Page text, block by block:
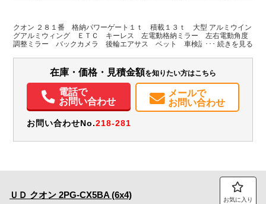
H:2,630
H:3,770
装備情報
パワステ
電動格納ミラー
ETC バックモニター
クオン ２８１番 格納パワーゲート１ｔ 積載１３ｔ 大型 アルミウイン
グアルミウィング ＥＴＣ キーレス 左電動格納ミラー 左右電動角度
調整ミラー バックカメラ 後輪エアサス ベット 車検証サイズ１１９
在庫・価格・見積金額を知りたい方はこちら
電話で
お問い合わせ
メールで
お問い合わせ
お問い合わせNo.218-281
ＵＤ クオン 2PG-CX5BA (6x4) お気に入り